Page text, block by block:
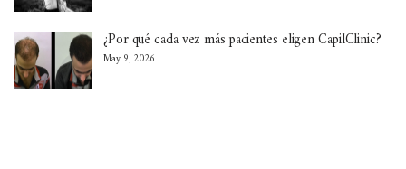
¿Por qué cada vez más pacientes eligen CapilClinic?
May 9, 2026